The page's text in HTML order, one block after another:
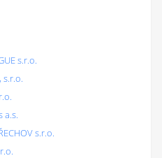
s.r.o.
s.r.o.
a.s.
s.r.o.